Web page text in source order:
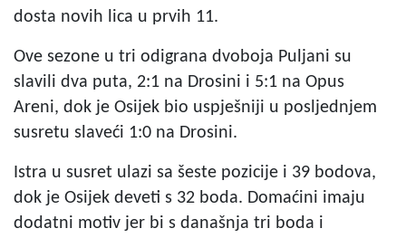
dosta novih lica u prvih 11.
Ove sezone u tri odigrana dvoboja Puljani su
slavili dva puta, 2:1 na Drosini i 5:1 na Opus
Areni, dok je Osijek bio uspješniji u posljednjem
susretu slaveći 1:0 na Drosini.
Istra u susret ulazi sa šeste pozicije i 39 bodova,
dok je Osijek deveti s 32 boda. Domaćini imaju
dodatni motiv jer bi s današnja tri boda i